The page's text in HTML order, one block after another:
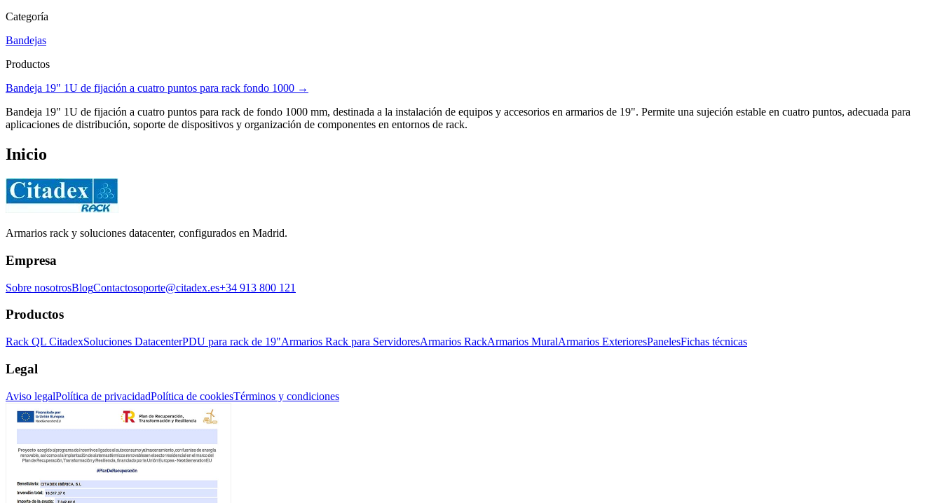
Categoría
Bandejas
Productos
Bandeja 19" 1U de fijación a cuatro puntos para rack fondo 1000 →
Bandeja 19" 1U de fijación a cuatro puntos para rack de fondo 1000 mm, destinada a la instalación de equipos y accesorios en armarios de 19". Permite una sujeción estable en cuatro puntos, adecuada para
aplicaciones de distribución, soporte de dispositivos y organización de componentes en entornos de rack.
Inicio
Armarios rack y soluciones datacenter, configurados en Madrid.
Empresa
Sobre nosotrosBlogContactosoporte@citadex.es+34 913 800 121
Productos
Rack QL CitadexSoluciones DatacenterPDU para rack de 19"Armarios Rack para ServidoresArmarios RackArmarios MuralArmarios ExterioresPanelesFichas técnicas
Legal
Aviso legalPolítica de privacidadPolítica de cookiesTérminos y condiciones